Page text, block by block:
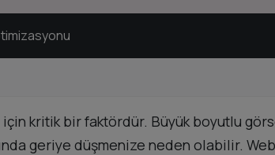
kritik bir faktördür. Büyük boyutlu
geriye düşmenize neden olabilir.